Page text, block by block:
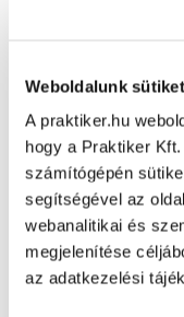
Weboldalunk
A praktiker.hu
hogy a Praktiker
számítógépén
segítségével az
webanalitikai és
megjelenítése
az adatkezelési